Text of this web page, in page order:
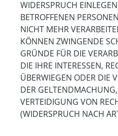
WIDERSPRUCH
BETROFFENEN
NICHT MEHR
KÖNNEN ZWINGENDE
GRÜNDE FÜR DIE
DIE IHRE INTERESSEN,
ÜBERWIEGEN ODER DIE
DER
VERTEIDIGUNG VON
(WIDERSPRUCH NACH